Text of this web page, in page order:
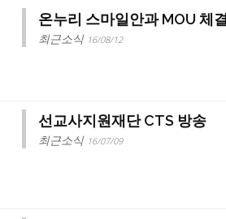
온누리 스마일안과 MOU 체결
최근소식 16/08/12
선교사지원재단 CTS 방송
최근소식 16/07/09